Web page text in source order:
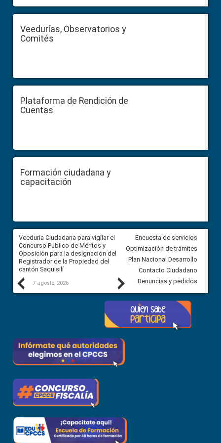
Veedurías, Observatorios y
Comités
Plataforma de Rendición de
Cuentas
Formación ciudadana y
capacitación
Previous
Veeduría Ciudadana para vigilar el
Concurso Público de Méritos y
Oposición para la designación del
Registrador de la Propiedad del
cantón Saquisilí
7 agosto, 2026
Veeduría Ciudadana para
construcción del asfaltado de
Ballenita del cantón Santa
7 agosto, 2026
Next
Encuesta de servicios
Optimización de trámites
Plan Nacional Desarrollo
Contacto Ciudadano
Denuncias y pedidos